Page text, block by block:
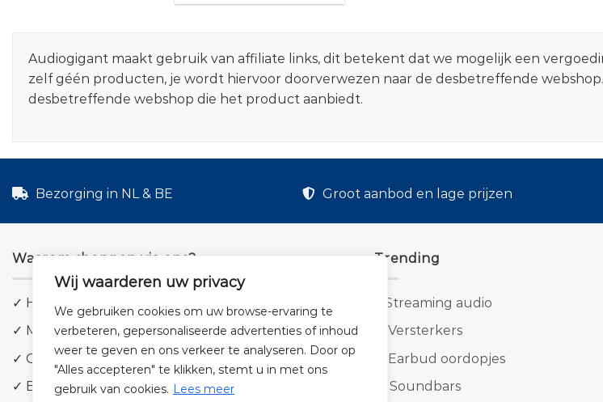
Wij waarderen uw privacy
We gebruiken cookies om uw browse-ervaring te
verbeteren, gepersonaliseerde advertenties of inhoud
weer te geven en ons verkeer te analyseren. Door op
"Alles accepteren" te klikken, stemt u in met ons
gebruik van cookies. Lees meer
Audiogigant maakt gebruik van affiliate links, dit betekent dat we mogelijk een
zelf géén producten, je wordt hiervoor doorverwezen naar de desbetreffende
desbetreffende webshop die het product aanbiedt.
Bezorging in NL & BE Groot aanbod en lage prijzen
Waarom shoppen via ons?
✓ Hoge kwaliteit geluid
✓ Meer dan 5.000 producten
✓ Groot aanbod en lage prijzen
✓ Bezorging in NL & BE
Trending
Streaming audio
Versterkers
Earbud oordopjes
Soundbars